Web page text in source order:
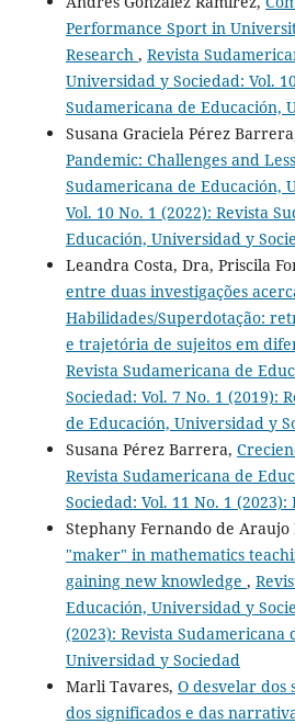
Performance Sport in
Research , Revista
Universidad y Sociedad: Vol.
Sudamericana de Educación,
Susana Graciela Pérez
Pandemic: Challenges and
Sudamericana de Educación,
Vol. 10 No. 1 (2022): Revista
Educación, Universidad y
Leandra Costa, Dra, Priscila
entre duas investigações
Habilidades/Superdotação:
e trajetória de sujeitos em
Revista Sudamericana de
Sociedad: Vol. 7 No. 1 (2019):
de Educación, Universidad y
Susana Pérez Barrera,
Revista Sudamericana de
Sociedad: Vol. 11 No. 1 (2023):
Stephany Fernando de Araujo
"maker" in mathematics
gaining new knowledge ,
Educación, Universidad y
(2023): Revista Sudamericana
Universidad y Sociedad
Marli Tavares, O desvelar dos
dos significados e das